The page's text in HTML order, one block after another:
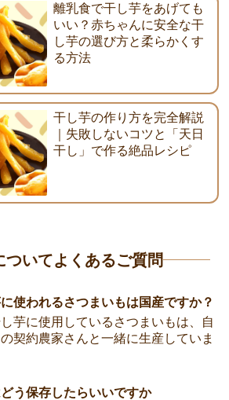
離乳食で干し芋をあげても
いい？赤ちゃんに安全な干
し芋の選び方と柔らかくす
る方法
干し芋の作り方を完全解説
｜失敗しないコツと「天日
干し」で作る絶品レシピ
ついてよくあるご質問
使われるさつまいもは国産ですか？
芋に使用しているさつまいもは、自
契約農家さんと一緒に生産していま
う保存したらいいですか